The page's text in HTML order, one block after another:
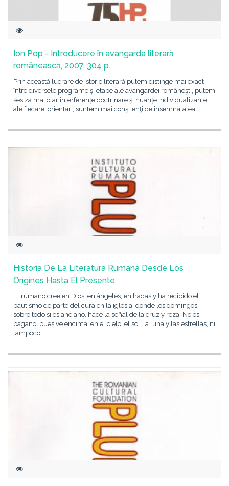
Ion Pop - Introducere în avangarda literară
românească, 2007, 304 p.
Prin această lucrare de istorie literară putem distinge mai exact
între diversele programe şi etape ale avangardei româneşti, putem
sesiza mai clar interferenţe doctrinare şi nuanţe individualizante
ale fiecărei orientări, suntem mai conştienţi de însemnătatea
Historia De La Literatura Rumana Desde Los
Origines Hasta El Presente
El rumano cree en Dios, en ángeles, en hadas y ha recibido el
bautismo de parte del cura en la iglesia, donde los domingos,
sobre todo si es anciano, hace la señal de la cruz y reza. No es
pagano, pues ve encima, en el cielo, el sol, la luna y las estrellas, ni
tampoco